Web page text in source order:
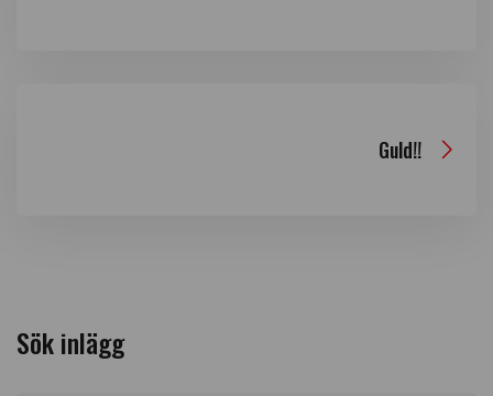
Guld!!
Sök inlägg